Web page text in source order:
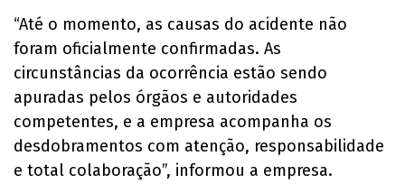
“Até o momento, as causas do acidente não
foram oficialmente confirmadas. As
circunstâncias da ocorrência estão sendo
apuradas pelos órgãos e autoridades
competentes, e a empresa acompanha os
desdobramentos com atenção, responsabilidade
e total colaboração”, informou a empresa.